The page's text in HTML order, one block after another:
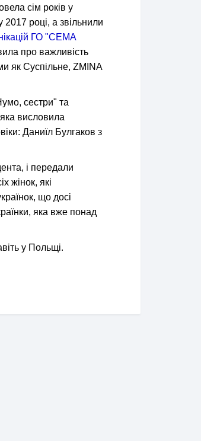
сім років у
2017 році, а звільнили
ГО "СЕМА
про важливість
як Суспільне, ZMINA
сестри" та
яка висловила
Даниїл Булгаков з
і передали
жінок, які
що досі
яка вже понад
у Польщі.